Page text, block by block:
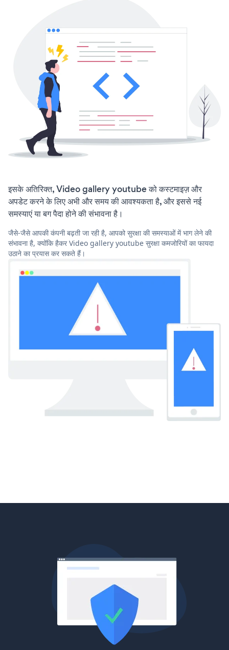
इसके अतिरिक्त, Video gallery youtube को कस्टमाइज़ और
अपडेट करने के लिए अभी और समय की आवश्यकता है, और इससे नई
समस्याएं या बग पैदा होने की संभावना है।
जैसे-जैसे आपकी कंपनी बढ़ती जा रही है, आपको सुरक्षा की समस्याओं में भाग लेने की
संभावना है, क्योंकि हैकर Video gallery youtube सुरक्षा कमजोरियों का फायदा
उठाने का प्रयास कर सकते हैं।